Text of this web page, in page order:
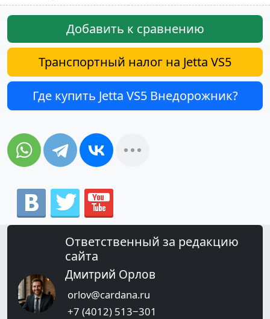
Добавить к сравнению
Транспортный налог на Jetta VS5
Где купить Jetta VS5 Внедорожник?
Ответственный за редакцию
сайта
Дмитрий Орлов
orlov@cardana.ru
+7 (4012) 513‒301